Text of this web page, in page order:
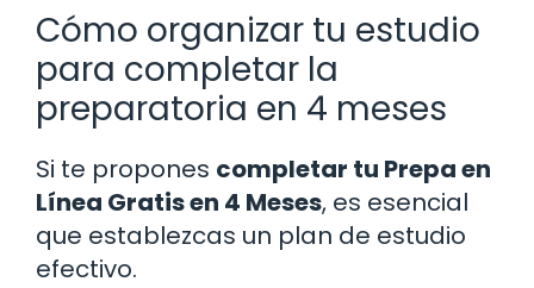
Cómo organizar tu estudio
para completar la
preparatoria en 4 meses
Si te propones completar tu Prepa en
Línea Gratis en 4 Meses, es esencial
que establezcas un plan de estudio
efectivo.